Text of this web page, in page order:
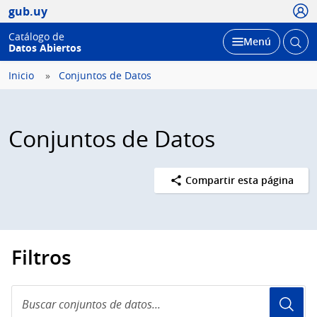
gub.uy
Catálogo de
Datos Abiertos
Desplegar
Menú Abrir
Inicio Conjuntos de Datos
Conjuntos de Datos
Compartir esta página
Filtros
conjuntos